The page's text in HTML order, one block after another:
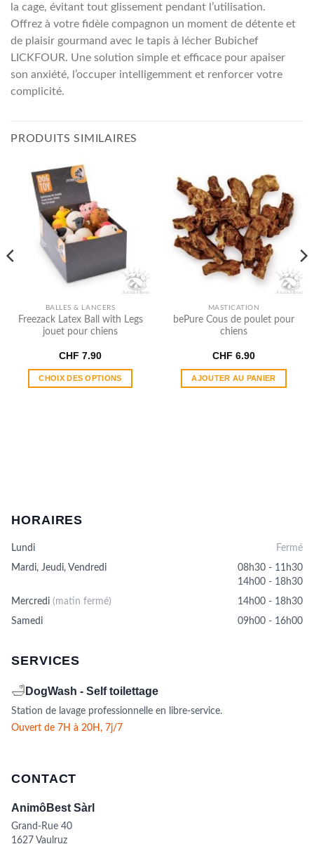
la cage, évitant tout glissement pendant l’utilisation.
Offrez à votre fidèle compagnon un moment de détente et
de plaisir gourmand avec le tapis à lécher Bubichef
LICKFOUR. Une solution simple et efficace pour apaiser
son anxiété, l’occuper intelligemment et renforcer votre
complicité.
PRODUITS SIMILAIRES
BALLES & LANCERS
Freezack Latex Ball with Legs
jouet pour chiens
CHF 7.90
CHOIX DES OPTIONS
choisies
page
MASTICATION
bePure Cous de poulet pour
chiens
CHF 6.90
AJOUTER AU PANIER
HORAIRES
Lundi Fermé
Mardi, Jeudi, Vendredi
08h30 - 11h30
14h00 - 18h30
Mercredi (matin fermé)
14h00 - 18h30
Samedi
09h00 - 16h00
SERVICES
🛁 DogWash - Self toilettage
Station de lavage professionnelle en libre-service.
Ouvert de 7H à 20H, 7j/7
CONTACT
AnimôBest Sàrl
Grand-Rue 40
1627 Vaulruz